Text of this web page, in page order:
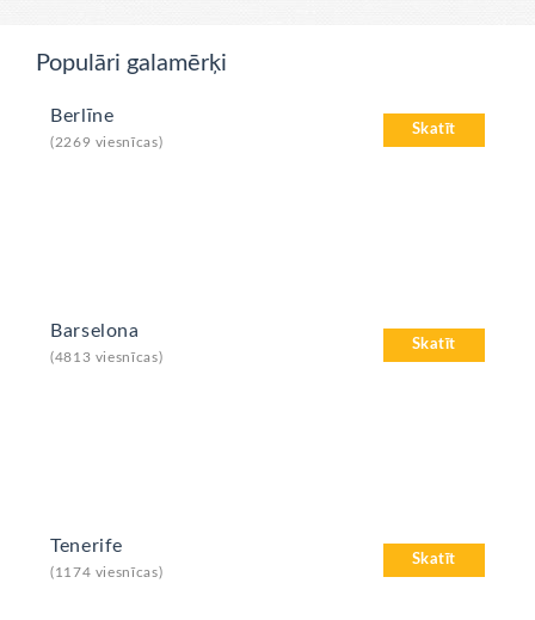
Populāri galamērķi
Skatīt
Berlīne
(2269 viesnīcas)
Skatīt
Barselona
(4813 viesnīcas)
Skatīt
Tenerife
(1174 viesnīcas)